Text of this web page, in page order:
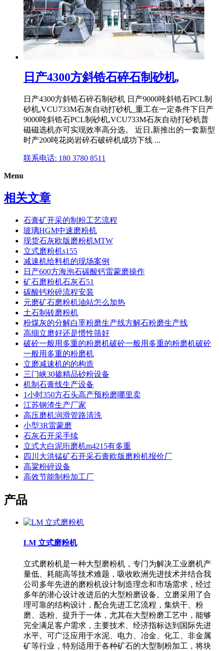
日产4300方斜锆石碎石制砂机,
日产4300方斜锆石碎石制砂机 日产9000吨斜锆石PCL制
砂机,VCU733M石灰自动打砂机_重工在一定条件下日产
9000吨斜锆石PCL制砂机,VCU733M石灰自动打砂机普
磁磁选机亦可实现效率高分选。 近日,新推出的一套新型
时产200吨花岗岩碎石破碎机成功下线 ...
联系电话: 180 3780 8511
Menu
相关文章
石膏矿开采的制粉工艺流程
玻璃HGM中速磨粉机
现货石灰欧版磨粉机MTW
立式磨粉机s155
减速机给料机的现场案例
日产600方海泡石碳酸钙雷蒙磨操作
矿石磨粉机石灰石51
碳酸钙粉碎流程安装
元磨矿石磨粉机油站怎么加热
土石制砖磨粉机
粉煤灰的分解白垩粉磨生产线方解石粉磨生产线
高细立磨好还是惯性筛好
破砼一般用多重的粉磨机破砼一般用多重的粉磨机破砼
一般用多重的粉磨机
立磨减速机的的构造
三门峡30掺精品砂粉设备
机制石膏线生产设备
1小时350方石头高产预粉磨哪里卖
江苏钢渣生产厂家
高压磨机润滑管路清洗
小型3R雷蒙磨
石灰石开采手续
立式大白泥珩磨机m4215有多重
四川大洪锰矿石开采石膏欧版磨粉机报价厂
高粱粉碎设备
高效节能制粉加工厂
产品
LM 立式磨粉机
立式磨粉机是一种大型磨粉机，专门为解决工业磨机产
量低、耗能高等技术难题，吸收欧洲先进技术并结合我
公司多年先进的磨粉机设计制造理念和市场需求，经过
多年的潜心设计改进后的大型粉磨设备。立磨采用了合
理可靠的结构设计，配合先进工艺流程，集烘干、粉
磨、选粉、提升于一体，尤其在大型粉磨工艺中，能够
完全满足客户需求，主要技术、经济指标达到国际先进
水平。可广泛应用于水泥、电力、冶金、化工、非金属
矿等行业，特别适用于各种矿石的大型制粉加工，将块